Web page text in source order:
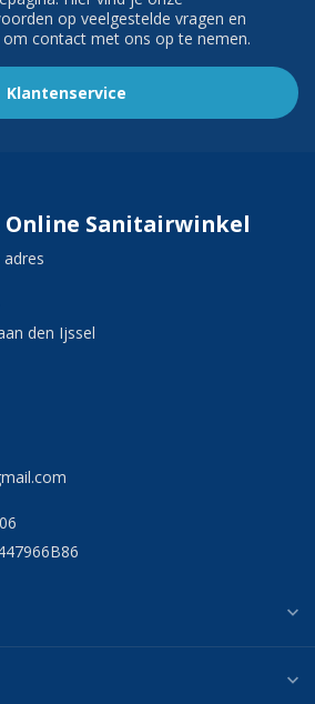
op veelgestelde vragen en
contact met ons op te nemen.
Klantenservice
Online Sanitairwinkel
den Ijssel